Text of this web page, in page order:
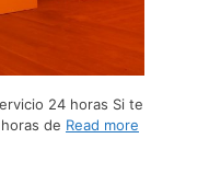
24 horas Si te
de Read more